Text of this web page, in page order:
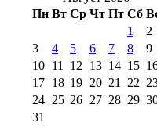
августа 2012 г
августа 2013 г
Пн Вт Ср Чт Пт Сб
1
2
3
4 5 6 7 8
9
10 11 12 13 14 15
17 18 19 20 21 22
24 25 26 27 28 29
31